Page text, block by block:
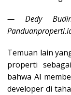
— Dedy
Temuan lain
properti
bahwa AI
developer di